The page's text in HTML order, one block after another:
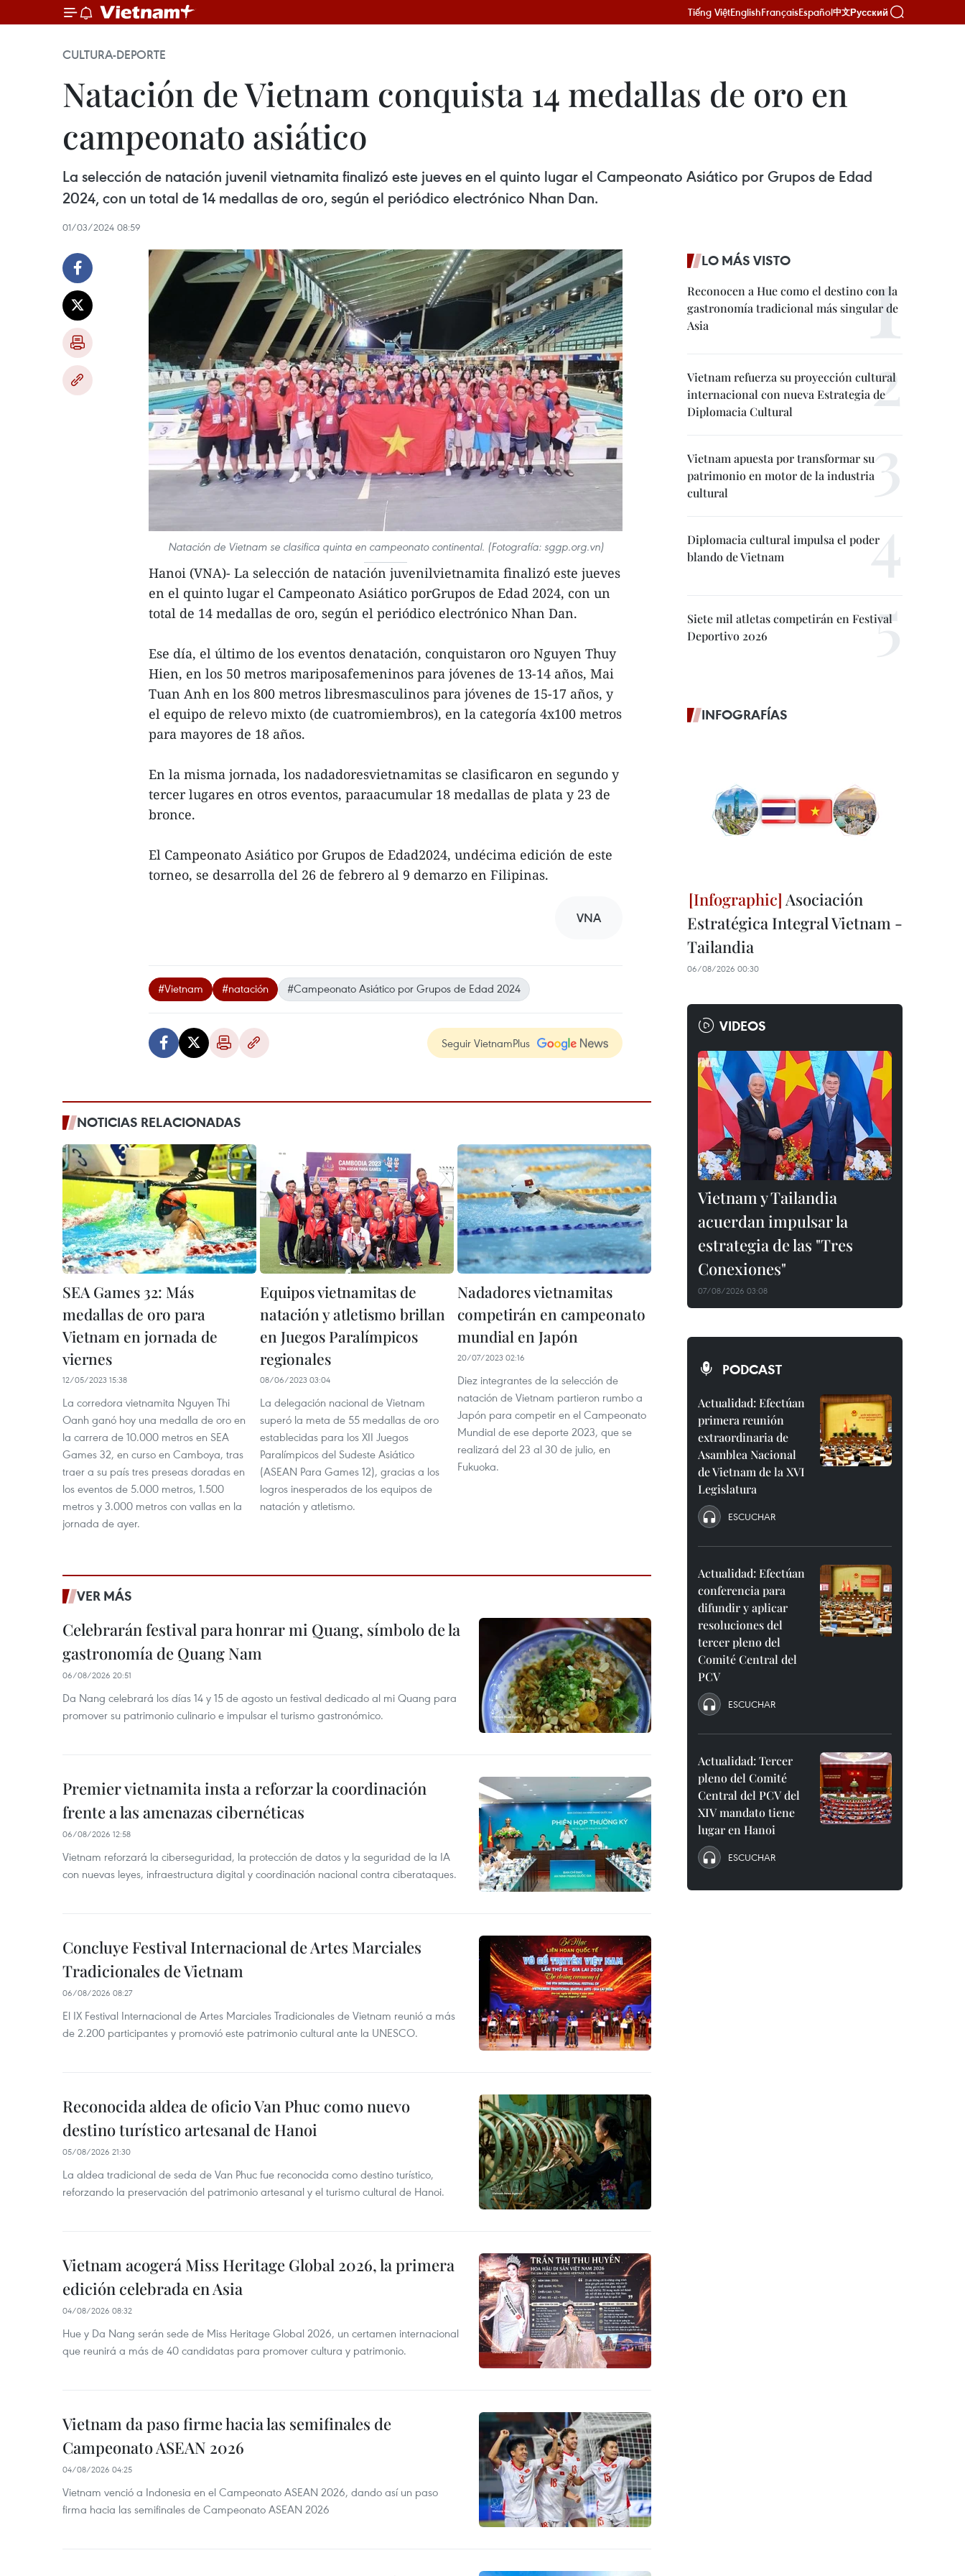
Tiếng ViệtEnglishFrançaisEspañol中文Русский
CULTURA-DEPORTE
Natación de Vietnam conquista 14 medallas de oro en
campeonato asiático
La selección de natación juvenil vietnamita finalizó este jueves en el quinto lugar el Campeonato Asiático por Grupos de Edad
2024, con un total de 14 medallas de oro, según el periódico electrónico Nhan Dan.
01/03/2024 08:59
Natación de Vietnam se clasifica quinta en campeonato continental. (Fotografía: sggp.org.vn)
Hanoi (VNA)- La selección de natación juvenilvietnamita finalizó este jueves
en el quinto lugar el Campeonato Asiático porGrupos de Edad 2024, con un
total de 14 medallas de oro, según el periódico electrónico Nhan Dan.
Ese día, el último de los eventos denatación, conquistaron oro Nguyen Thuy
Hien, en los 50 metros mariposafemeninos para jóvenes de 13-14 años, Mai
Tuan Anh en los 800 metros libresmasculinos para jóvenes de 15-17 años, y
el equipo de relevo mixto (de cuatromiembros), en la categoría 4x100 metros
para mayores de 18 años.
En la misma jornada, los nadadoresvietnamitas se clasificaron en segundo y
tercer lugares en otros eventos, paraacumular 18 medallas de plata y 23 de
bronce.
El Campeonato Asiático por Grupos de Edad2024, undécima edición de este
torneo, se desarrolla del 26 de febrero al 9 demarzo en Filipinas.
VNA
#Vietnam #natación #Campeonato Asiático por Grupos de Edad 2024
Seguir VietnamPlus
NOTICIAS RELACIONADAS
SEA Games 32: Más
medallas de oro para
Vietnam en jornada de
viernes
12/05/2023 15:38
La corredora vietnamita Nguyen Thi
Oanh ganó hoy una medalla de oro en
la carrera de 10.000 metros en SEA
Games 32, en curso en Camboya, tras
traer a su país tres preseas doradas en
los eventos de 5.000 metros, 1.500
metros y 3.000 metros con vallas en la
jornada de ayer.
Equipos vietnamitas de
natación y atletismo brillan
en Juegos Paralímpicos
regionales
08/06/2023 03:04
La delegación nacional de Vietnam
superó la meta de 55 medallas de oro
establecidas para los XII Juegos
Paralímpicos del Sudeste Asiático
(ASEAN Para Games 12), gracias a los
logros inesperados de los equipos de
natación y atletismo.
Nadadores vietnamitas
competirán en campeonato
mundial en Japón
20/07/2023 02:16
Diez integrantes de la selección de
natación de Vietnam partieron rumbo a
Japón para competir en el Campeonato
Mundial de ese deporte 2023, que se
realizará del 23 al 30 de julio, en
Fukuoka.
VER MÁS
Celebrarán festival para honrar mi Quang, símbolo de la
gastronomía de Quang Nam
06/08/2026 20:51
Da Nang celebrará los días 14 y 15 de agosto un festival dedicado al mi Quang para
promover su patrimonio culinario e impulsar el turismo gastronómico.
Premier vietnamita insta a reforzar la coordinación
frente a las amenazas cibernéticas
06/08/2026 12:58
Vietnam reforzará la ciberseguridad, la protección de datos y la seguridad de la IA
con nuevas leyes, infraestructura digital y coordinación nacional contra ciberataques.
Concluye Festival Internacional de Artes Marciales
Tradicionales de Vietnam
06/08/2026 08:27
El IX Festival Internacional de Artes Marciales Tradicionales de Vietnam reunió a más
de 2.200 participantes y promovió este patrimonio cultural ante la UNESCO.
Reconocida aldea de oficio Van Phuc como nuevo
destino turístico artesanal de Hanoi
05/08/2026 21:30
La aldea tradicional de seda de Van Phuc fue reconocida como destino turístico,
reforzando la preservación del patrimonio artesanal y el turismo cultural de Hanoi.
Vietnam acogerá Miss Heritage Global 2026, la primera
edición celebrada en Asia
04/08/2026 08:32
Hue y Da Nang serán sede de Miss Heritage Global 2026, un certamen internacional
que reunirá a más de 40 candidatas para promover cultura y patrimonio.
Vietnam da paso firme hacia las semifinales de
Campeonato ASEAN 2026
04/08/2026 04:25
Vietnam venció a Indonesia en el Campeonato ASEAN 2026, dando así un paso
firma hacia las semifinales de Campeonato ASEAN 2026
LO MÁS VISTO
Reconocen a Hue como el destino con la
gastronomía tradicional más singular de
Asia
Vietnam refuerza su proyección cultural
internacional con nueva Estrategia de
Diplomacia Cultural
Vietnam apuesta por transformar su
patrimonio en motor de la industria
cultural
Diplomacia cultural impulsa el poder
blando de Vietnam
Siete mil atletas competirán en Festival
Deportivo 2026
INFOGRAFÍAS
Asociación
Estratégica Integral Vietnam -
Tailandia
06/08/2026 00:30
VIDEOS
Vietnam y Tailandia
acuerdan impulsar la
estrategia de las "Tres
Conexiones"
07/08/2026 03:08
PODCAST
Actualidad: Efectúan
primera reunión
extraordinaria de
Asamblea Nacional
de Vietnam de la XVI
Legislatura
ESCUCHAR
Actualidad: Efectúan
conferencia para
difundir y aplicar
resoluciones del
tercer pleno del
Comité Central del
PCV
ESCUCHAR
Actualidad: Tercer
pleno del Comité
Central del PCV del
XIV mandato tiene
lugar en Hanoi
ESCUCHAR